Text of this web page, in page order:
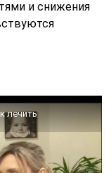
и снижения
лечить